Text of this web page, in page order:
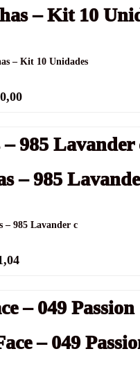
– Kit 10 Unidades
– 985 Lavander c